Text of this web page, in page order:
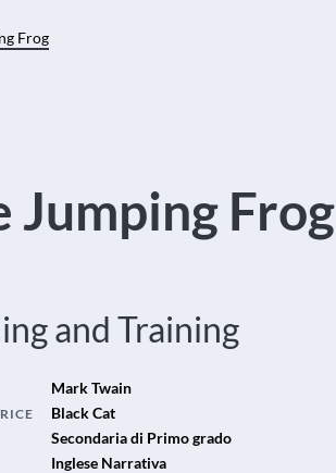
Frog
Jumping Frog
and Training
Mark Twain
Black Cat
Secondaria di Primo grado
Inglese Narrativa